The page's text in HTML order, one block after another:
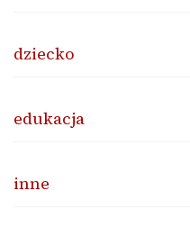
dziecko
edukacja
inne